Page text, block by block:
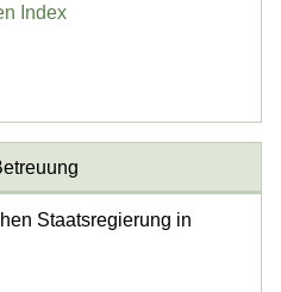
Index
Staatsregierung in